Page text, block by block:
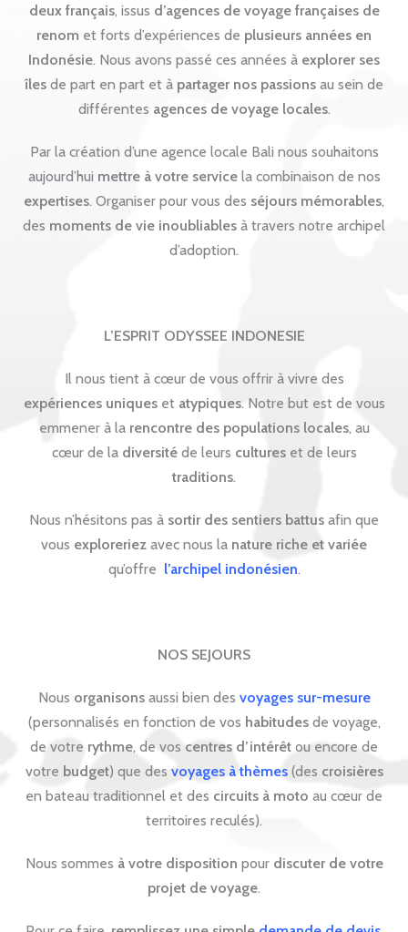
deux français, issus d’agences de voyage françaises de
renom et forts d’expériences de plusieurs années en
Indonésie. Nous avons passé ces années à explorer ses
îles de part en part et à partager nos passions au sein de
différentes agences de voyage locales.
Par la création d’une agence locale Bali nous souhaitons
aujourd’hui mettre à votre servicela combinaison de nos
expertises. Organiser pour vous des séjours mémorables,
des moments de vie inoubliables à travers notre archipel
d’adoption.
L’ESPRIT ODYSSEE INDONESIE
Il nous tient à cœur de vous offrir à vivre des
expériences uniques et atypiques. Notre but est de vous
emmener à la rencontre des populations locales, au
cœur de la diversitéde leurs cultureset de leurs
traditions.
Nous n’hésitons pas à sortir des sentiers battus afin que
vous exploreriez avec nous la nature riche et variée
qu’offre l’archipel indonésien.
NOS SEJOURS
Nous organisonsaussi bien des voyages sur-mesure
(personnalisés en fonction de vos habitudesde voyage,
de votre rythme, de vos centres d’intérêt ou encore de
votre budget) que des voyages à thèmes (des croisières
en bateau traditionnel et des circuits à moto au cœur de
territoires reculés).
Nous sommes à votre disposition pour discuter de votre
projet de voyage.